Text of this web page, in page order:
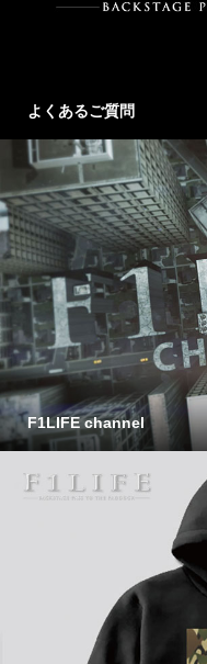
よくあるご質問
F1LIFE channel